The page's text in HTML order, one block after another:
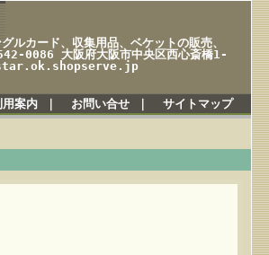
ルカード、収集用品、ベケットの販売、
0086 大阪府大阪市中央区西心斎橋1-
用案内 お問い合せ サイトマップ